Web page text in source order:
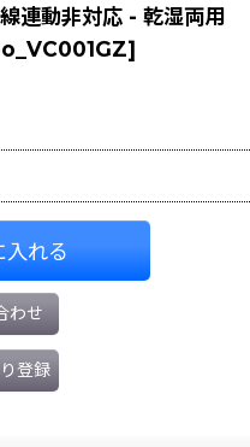
連動非対応 - 乾湿両用
]
入れる
わせ
登録